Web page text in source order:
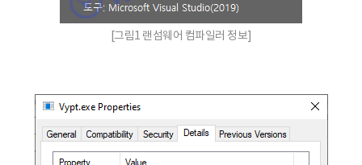
[그림1 랜섬웨어 컴파일러 정보]